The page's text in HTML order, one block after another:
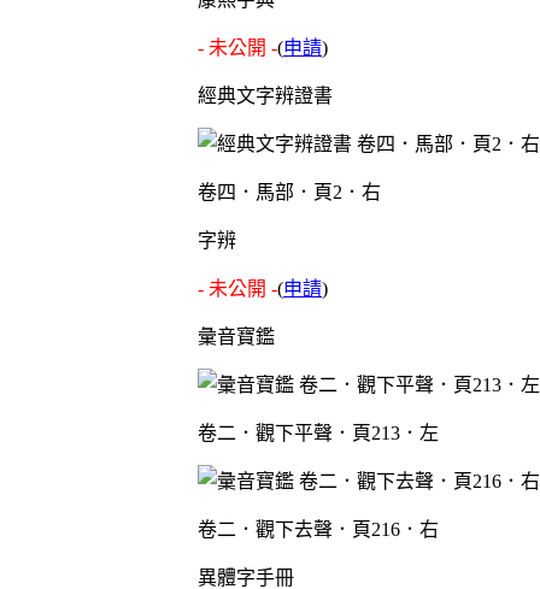
- 未公開 -(申請)
經典文字辨證書
卷四．馬部．頁2．右
字辨
- 未公開 -(申請)
彙音寶鑑
卷二．觀下平聲．頁213．左
卷二．觀下去聲．頁216．右
異體字手冊